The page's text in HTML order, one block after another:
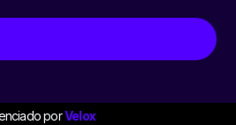
porVelox